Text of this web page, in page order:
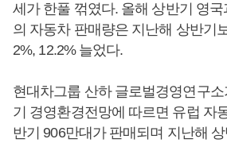
세가 한풀 꺾였다. 올해 상반기 영
의 자동차 판매량은 지난해 상반기
2%, 12.2% 늘었다.
현대차그룹 산하 글로벌경영연구
기 경영환경전망에 따르면 유럽 자
반기 906만대가 판매되며 지난해